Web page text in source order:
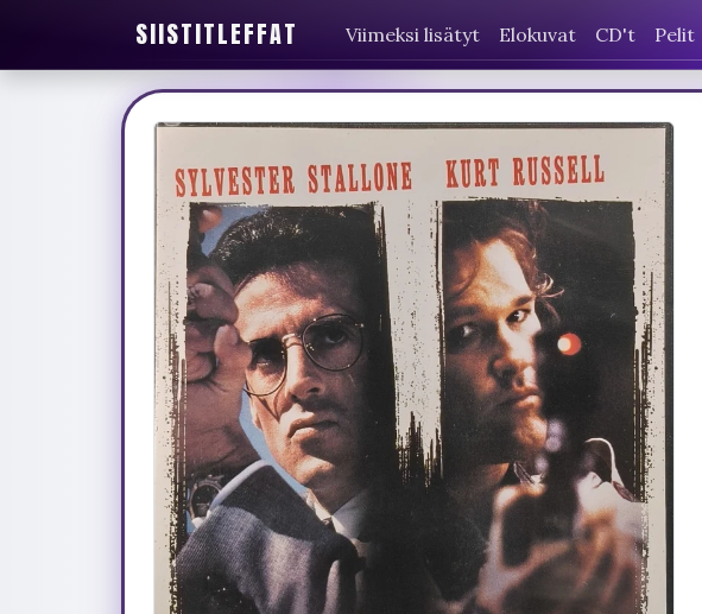
SIISTITLEFFAT Viimeksi lisätyt Elokuvat CD't Pelit